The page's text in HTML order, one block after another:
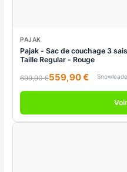
PAJAK
Pajak - Sac de couchage 3
Taille Regular - Rouge
699,90 €559,90 €